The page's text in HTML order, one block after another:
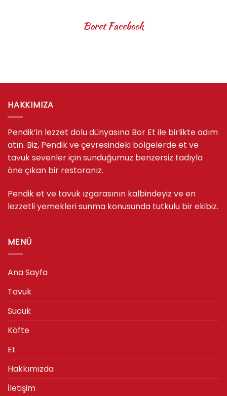
Boret Facebook
HAKKIMIZA
Pendik’in lezzet dolu dünyasına Bor Et ile birlikte adım
atın. Biz, Pendik ve çevresindeki bölgelerde et ve
tavuk sevenler için sunduğumuz benzersiz tadıyla
öne çıkan bir restoranız.
Pendik et ve tavuk ızgarasının kalbindeyiz ve en
lezzetli yemekleri sunma konusunda tutkulu bir ekibiz.
MENÜ
Ana Sayfa
Tavuk
Sucuk
Köfte
Et
Hakkımızda
İletişim